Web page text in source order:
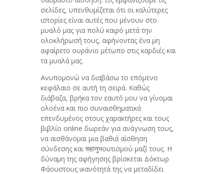
σελίδες, υπενθυμίζεται ότι οι καλύτερες
ιστορίες είναι αυτές που μένουν στο
μυαλό μας για πολύ καιρό μετά την
ολοκλήρωσή τους, αφήνοντας ένα μη
αφαίρετο ουράνιο μέτωπο στις καρδιές και
τα μυαλά μας.
Ανυπομονώ να διαβάσω το επόμενο
κεφάλαιο σε αυτή τη σειρά. Καθώς
διάβαζα, βρήκα τον εαυτό μου να γίνομαι
ολοένα και πιο συναισθηματικά
επενδυμένος στους χαρακτήρες και τους
βιβλίο online δωρεάν για ανάγνωση τους,
να αισθάνομαι μια βαθιά αίσθηση
σύνδεσης και सहानुभουτισμού μαζί τους. Η
δύναμη της αφήγησης βρίσκεται Δόκτωρ
Φάουστους ικανότητά της να μεταδίδει